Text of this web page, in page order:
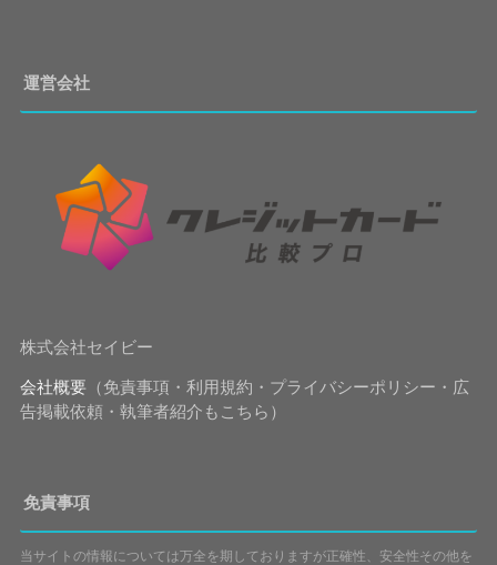
運営会社
株式会社セイビー
会社概要（免責事項・利用規約・プライバシーポリシー・広
告掲載依頼・執筆者紹介もこちら）
免責事項
当サイトの情報については万全を期しておりますが正確性、安全性その他を